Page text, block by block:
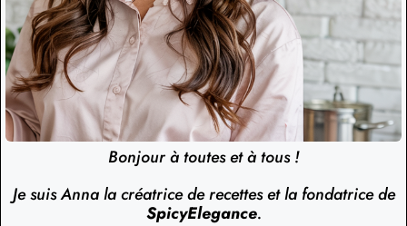
Bonjour à toutes et à tous !
Je suis Anna la créatrice de recettes et la fondatrice de
SpicyElegance.